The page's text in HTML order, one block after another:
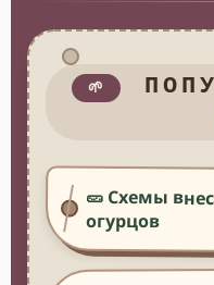
🌱
🥒 Схемы
огурцов